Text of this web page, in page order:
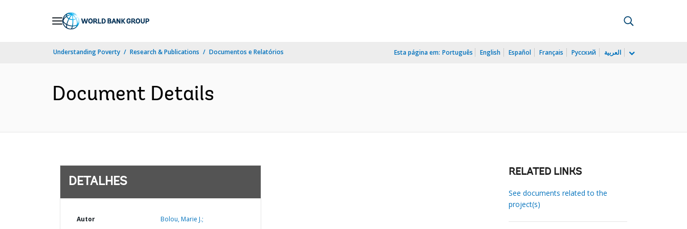
Understanding Poverty Research & Publications Documentos e Relatórios Esta página em: Português English Español Français Русский العربية
Document Details
DETALHES
Autor Bolou, Marie J.;
RELATED LINKS
See documents related to the
project(s)